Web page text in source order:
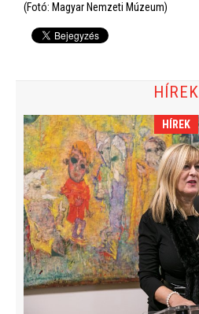
(Fotó: Magyar Nemzeti Múzeum)
HÍREK
HÍREK